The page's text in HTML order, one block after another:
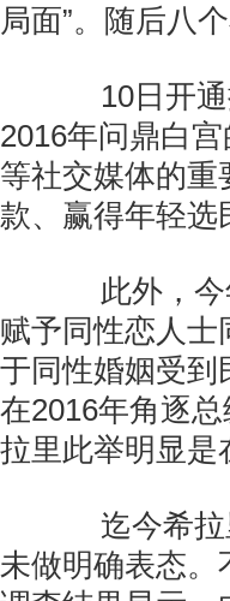
局面”。随后八
10日开通
2016年问鼎白
等社交媒体的
款、赢得年轻选
此外，今
赋予同性恋人
于同性婚姻受到
在2016年角逐
拉里此举明显是
迄今希拉
未做明确表态。